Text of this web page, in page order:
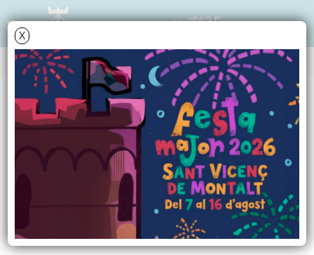
X
AGENDA
Dijous22 abril 2010
Concert de piano, a
càrrec de Quim
Cornudella